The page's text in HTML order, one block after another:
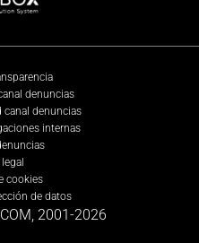
denuncias
canal denuncias
internas
cookies
de datos
2001-2026